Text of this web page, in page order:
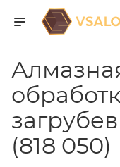
(818 050)